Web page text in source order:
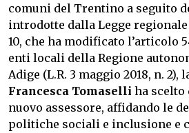
comuni del Trentino a seguito
introdotte dalla Legge regionale
10, che ha modificato l’articolo
enti locali della Regione
Adige (L.R. 3 maggio 2018, n. 2),
Francesca Tomaselli ha
nuovo assessore, affidando le
politiche sociali e inclusione e